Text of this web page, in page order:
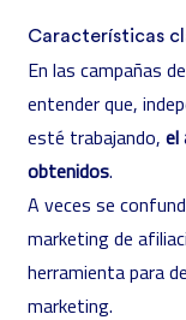
Características
En las campañas
entender que,
esté trabajando, el
obtenidos.
A veces se
marketing de
herramienta para
marketing.